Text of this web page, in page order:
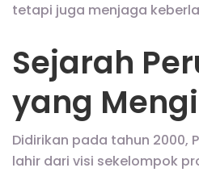
tetapi juga menjaga
Sejarah
yang
Didirikan pada tahun 2000,
lahir dari visi sekelompok